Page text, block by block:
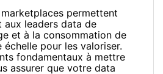
permettent
aux leaders data de
et à la consommation de
échelle pour les valoriser.
fondamentaux à mettre
assurer que votre data